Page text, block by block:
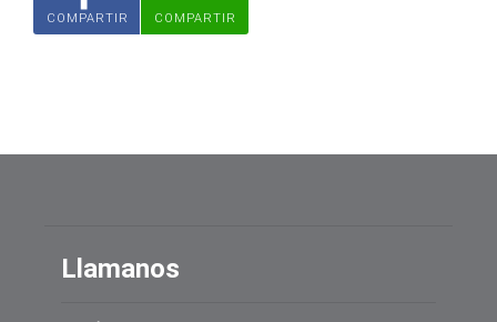
COMPARTIR COMPARTIR
Llamanos